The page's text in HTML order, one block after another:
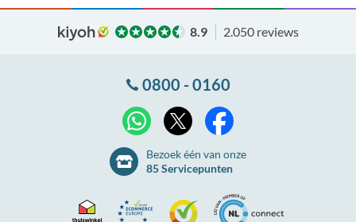
8.9 2.050 reviews
0800 - 0160
WhatsApp
Bezoek één van onze
85 Servicepunten